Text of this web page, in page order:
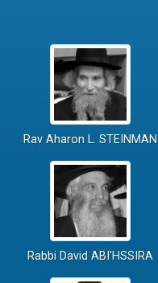
Rav Aharon L. STEINMAN
Rabbi David ABI'HSSIRA